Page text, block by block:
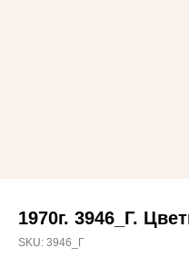
1970г. 3946_Г.
SKU: 3946_Г